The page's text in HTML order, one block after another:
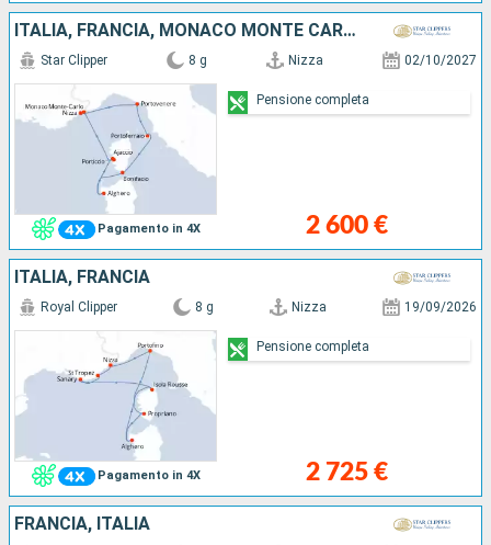
ITALIA, FRANCIA, MONACO MONTE CARLO
Pagamento in 4X
Star Clipper 8 g Nizza 02/10/2027
2 600 €
Pensione completa
ITALIA, FRANCIA
Pagamento in 4X
Royal Clipper 8 g Nizza 19/09/2026
2 725 €
Pensione completa
FRANCIA, ITALIA